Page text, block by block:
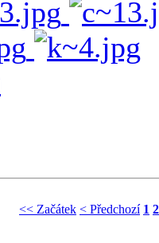
<< Začátek < Předchozí 1 2